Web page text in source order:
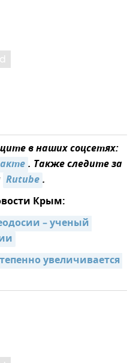
в наших соцсетях:
. Также следите за
Rutube.
Крым:
– ученый
увеличивается